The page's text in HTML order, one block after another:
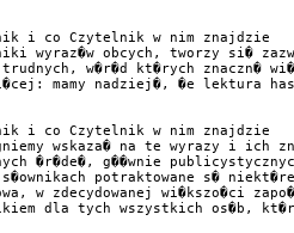
i co Czytelnik w nim znajdzie
wyraz�w obcych, tworzy si�
trudnych, w�r�d kt�rych
mamy nadziej�, �e lektura
i co Czytelnik w nim znajdzie
wskaza� na te wyrazy i ich
�r�de�, g��wnie
potraktowane s�
w zdecydowanej wi�kszo�ci
dla tych wszystkich os�b,